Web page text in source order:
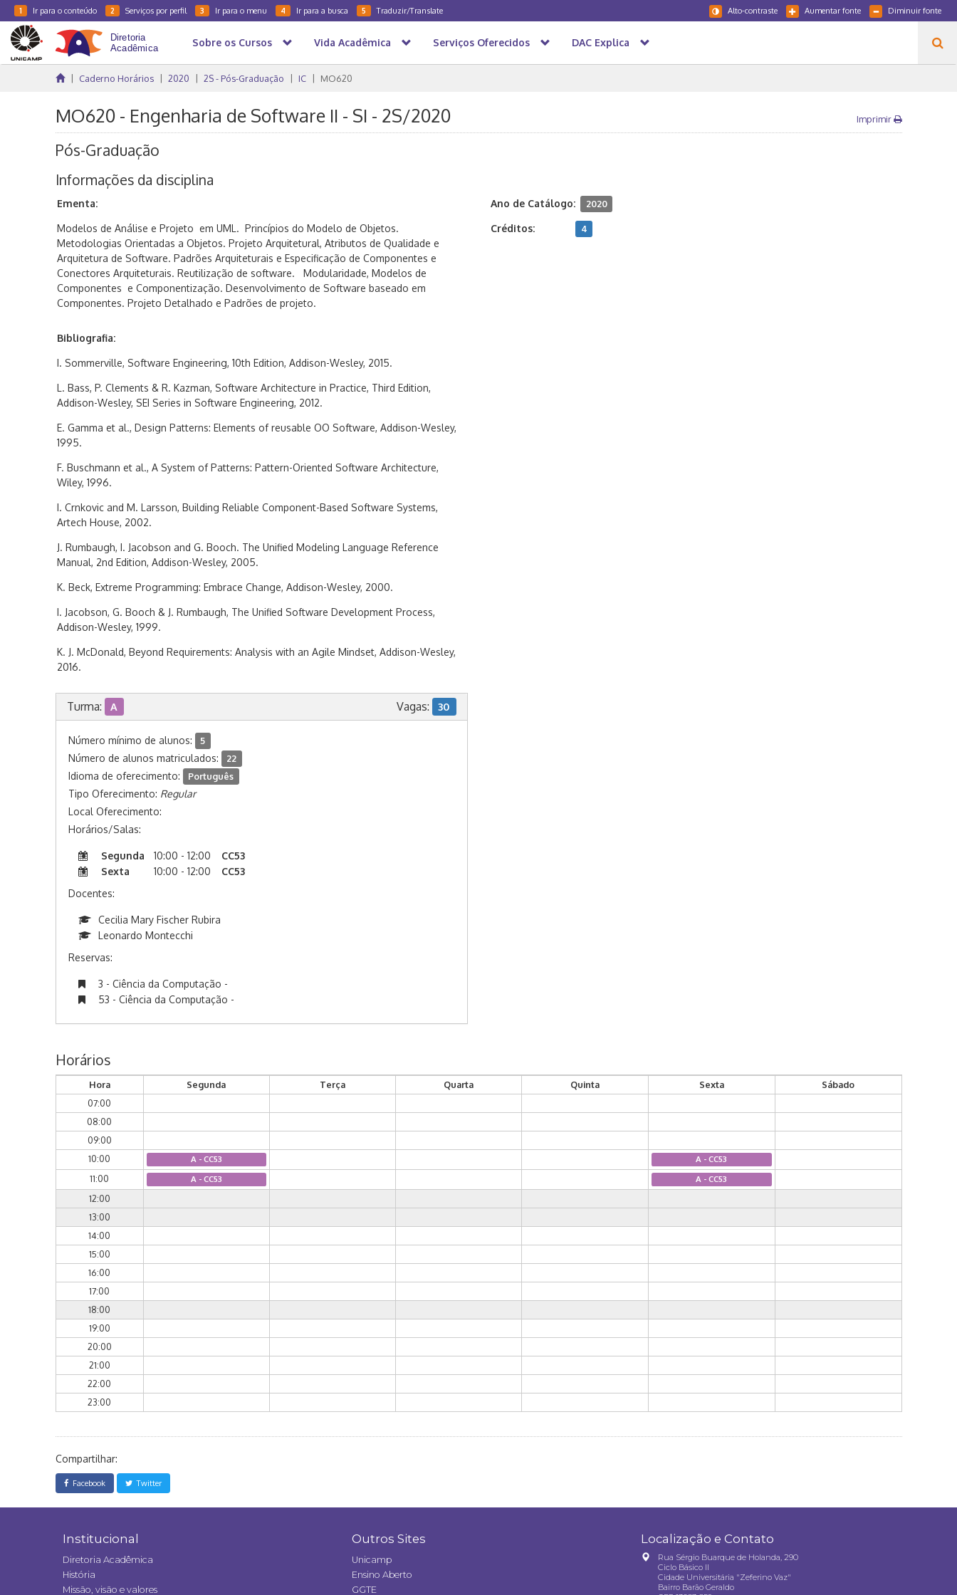
1 Ir para o conteúdo 2 Serviços por perfil 3 Ir para o menu 4 Ir para a busca 5 Traduzir/Translate Diminuir fonte
Aumentar fonte
Alto-contraste
Sobre os Cursos Vida Acadêmica Serviços Oferecidos DAC Explica
Caderno Horários 2020 2S - Pós-Graduação IC MO620
MO620 - Engenharia de Software II - SI - 2S/2020 Imprimir
Pós-Graduação
Informações da disciplina
Ementa:
Modelos de Análise e Projeto em UML. Princípios do Modelo de Objetos.
Metodologias Orientadas a Objetos. Projeto Arquitetural, Atributos de Qualidade e
Arquitetura de Software. Padrões Arquiteturais e Especificação de Componentes e
Conectores Arquiteturais. Reutilização de software. Modularidade, Modelos de
Componentes e Componentização. Desenvolvimento de Software baseado em
Componentes. Projeto Detalhado e Padrões de projeto.
Bibliografia:
I. Sommerville, Software Engineering, 10th Edition, Addison-Wesley, 2015.
L. Bass, P. Clements & R. Kazman, Software Architecture in Practice, Third Edition,
Addison-Wesley, SEI Series in Software Engineering, 2012.
E. Gamma et al., Design Patterns: Elements of reusable OO Software, Addison-Wesley,
1995.
F. Buschmann et al., A System of Patterns: Pattern-Oriented Software Architecture,
Wiley, 1996.
I. Crnkovic and M. Larsson, Building Reliable Component-Based Software Systems,
Artech House, 2002.
J. Rumbaugh, I. Jacobson and G. Booch. The Unified Modeling Language Reference
Manual, 2nd Edition, Addison-Wesley, 2005.
K. Beck, Extreme Programming: Embrace Change, Addison-Wesley, 2000.
I. Jacobson, G. Booch & J. Rumbaugh, The Unified Software Development Process,
Addison-Wesley, 1999.
K. J. McDonald, Beyond Requirements: Analysis with an Agile Mindset, Addison-Wesley,
2016.
Ano de Catálogo: 2020
Créditos: 4
Turma: A Vagas: 30
Número mínimo de alunos: 5
Número de alunos matriculados: 22
Idioma de oferecimento: Português
Tipo Oferecimento: Regular
Local Oferecimento:
Horários/Salas:
Segunda 10:00 - 12:00
CC53
Sexta
10:00 - 12:00
CC53
Docentes:
Cecilia Mary Fischer Rubira
Leonardo Montecchi
Reservas:
3 - Ciência da Computação -
53 - Ciência da Computação -
Horários
Hora Segunda Terça Quarta Quinta Sexta
Sábado
07:00
08:00
09:00
10:00
A - CC53 A - CC53
11:00 A - CC53 A - CC53
12:00
13:00
14:00
15:00
16:00
17:00
18:00
19:00
20:00
21:00
22:00
23:00
Compartilhar:
Facebook Twitter
Institucional
Diretoria Acadêmica
História
Missão, visão e valores
Outros Sites
Unicamp
Ensino Aberto
GGTE
Localização e Contato
Rua Sérgio Buarque de Holanda, 290
Ciclo Básico II
Cidade Universitária "Zeferino Vaz"
Bairro Barão Geraldo